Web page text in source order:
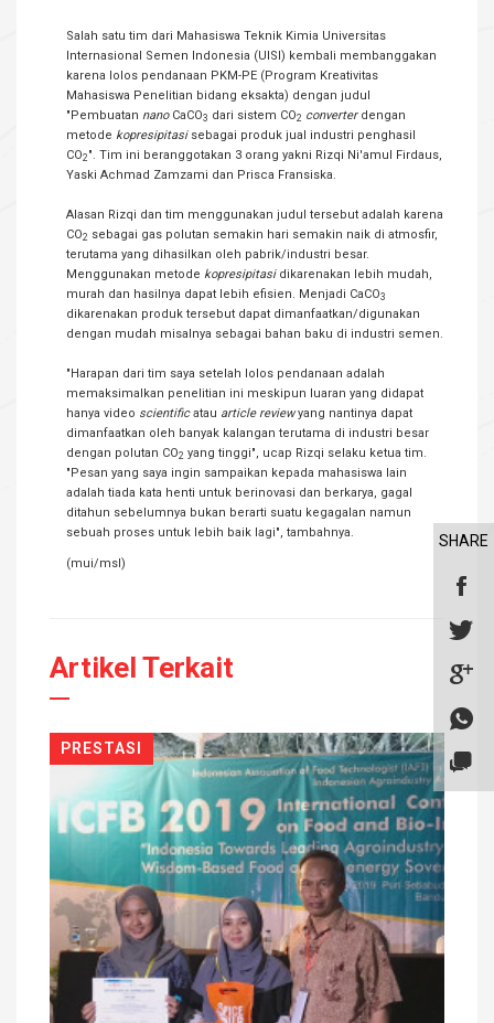
SHARE
Salah satu tim dari Mahasiswa Teknik Kimia Universitas
Internasional Semen Indonesia (UISI) kembali membanggakan
karena lolos pendanaan PKM-PE (Program Kreativitas
Mahasiswa Penelitian bidang eksakta) dengan judul
"Pembuatan nanoCaCO3 dari sistem CO2 converterdengan
metode kopresipitasisebagai produk jual industri penghasil
CO2 ". Tim ini beranggotakan 3 orang yakni Rizqi Ni'amul Firdaus,
Yaski Achmad Zamzami dan Prisca Fransiska.
Alasan Rizqi dan tim menggunakan judul tersebut adalah karena
CO2 sebagai gas polutan semakin hari semakin naik di atmosfir,
terutama yang dihasilkan oleh pabrik/industri besar.
Menggunakan metode kopresipitasidikarenakan lebih mudah,
murah dan hasilnya dapat lebih efisien. Menjadi CaCO3
dikarenakan produk tersebut dapat dimanfaatkan/digunakan
dengan mudah misalnya sebagai bahan baku di industri semen.
"Harapan dari tim saya setelah lolos pendanaan adalah
memaksimalkan penelitian ini meskipun luaran yang didapat
hanya video scientificatau article reviewyang nantinya dapat
dimanfaatkan oleh banyak kalangan terutama di industri besar
dengan polutan CO2 yang tinggi", ucap Rizqi selaku ketua tim.
"Pesan yang saya ingin sampaikan kepada mahasiswa lain
adalah tiada kata henti untuk berinovasi dan berkarya, gagal
ditahun sebelumnya bukan berarti suatu kegagalan namun
sebuah proses untuk lebih baik lagi", tambahnya.
(mui/msl)
Artikel Terkait
PRESTASI